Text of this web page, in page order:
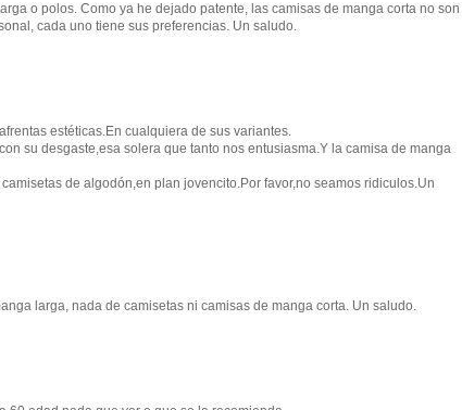
o polos. Como ya he dejado patente, las camisas de manga corta no son
cada uno tiene sus preferencias. Un saludo.
estéticas.En cualquiera de sus variantes.
su desgaste,esa solera que tanto nos entusiasma.Y la camisa de manga
de algodón,en plan jovencito.Por favor,no seamos ridiculos.Un
larga, nada de camisetas ni camisas de manga corta. Un saludo.